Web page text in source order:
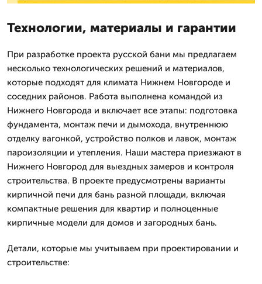
Технологии, материалы и гарантии
При разработке проекта русской бани мы предлагаем
несколько технологических решений и материалов,
которые подходят для климата Нижнем Новгороде и
соседних районов. Работа выполнена командой из
Нижнего Новгорода и включает все этапы: подготовка
фундамента, монтаж печи и дымохода, внутреннюю
отделку вагонкой, устройство полков и лавок, монтаж
пароизоляции и утепления. Наши мастера приезжают в
Нижнего Новгород для выездных замеров и контроля
строительства. В проекте предусмотрены варианты
кирпичной печи для бань разной площади, включая
компактные решения для квартир и полноценные
кирпичные модели для домов и загородных бань.
Детали, которые мы учитываем при проектировании и
строительстве: